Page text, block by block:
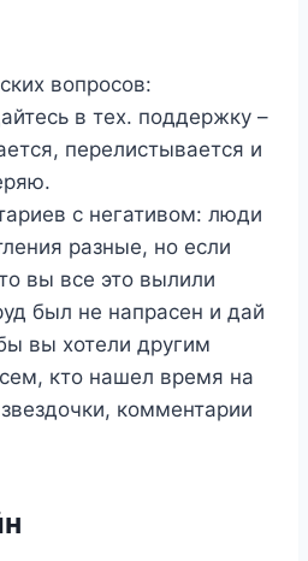
вопросов:
в тех. поддержку –
перелистывается и
с негативом: люди
разные, но если
вы все это вылили
был не напрасен и дай
вы хотели другим
кто нашел время на
комментарии